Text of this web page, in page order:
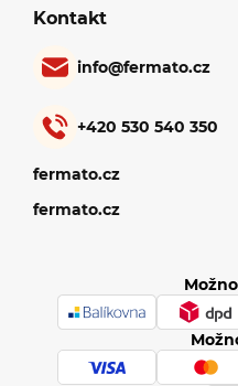
fermato.cz
fermato.cz